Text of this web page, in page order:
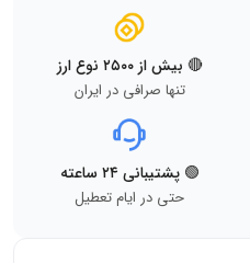
🔴 بیش از ۲۵۰۰ نوع ارز
تنها صرافی در ایران
🟢 پشتیبانی ۲۴ ساعته
حتی در ایام تعطیل